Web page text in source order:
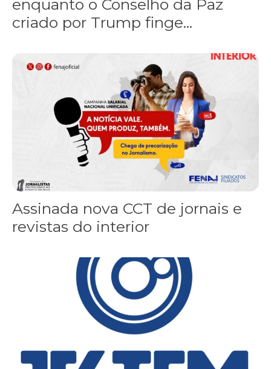
enquanto o Conselho da Paz
criado por Trump finge...
Assinada nova CCT de jornais e revistas do interior
Assinada nova CCT de jornais e
revistas do interior
Sindicato leva reivindicações à TV TEM, denunciada de cometer